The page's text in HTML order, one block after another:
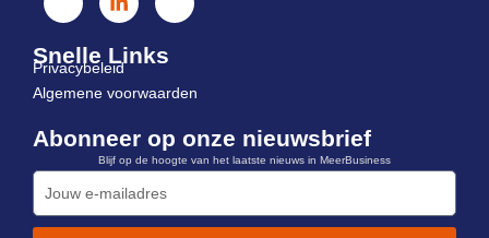
Snelle Links
Privacybeleid
Algemene voorwaarden
Abonneer op onze nieuwsbrief
Blijf op de hoogte van het laatste nieuws in MeerBusiness